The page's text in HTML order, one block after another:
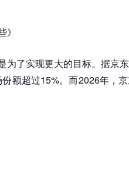
》
为了实现更大的目标。据京
额超过15%。而2026年，